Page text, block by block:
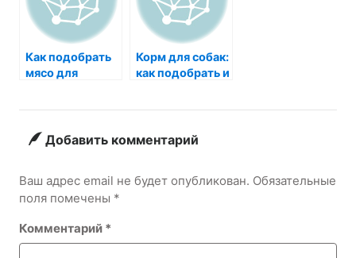
Как подобрать
мясо для
Корм для собак:
как подобрать и
Добавить комментарий
Ваш адрес email не будет опубликован. Обязательные
поля помечены *
Комментарий *